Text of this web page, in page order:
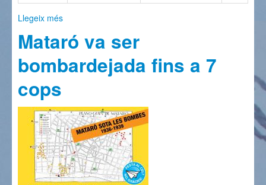
Llegeix més
Mataró va ser
bombardejada fins a 7
cops